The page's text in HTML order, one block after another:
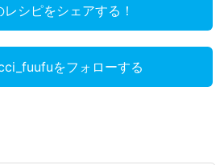
レシピをシェアする！
をフォローする